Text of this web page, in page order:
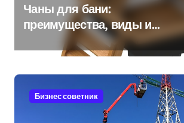
Чаны для бани:
преимущества, виды и
особенности использования
Бизнес советник